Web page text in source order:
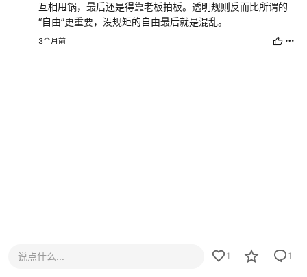
互相甩锅，最后还是得靠老板拍板。透明规则反而比所谓的
“自由”更重要，没规矩的自由最后就是混乱。
3个月前
说点什么... 1 1